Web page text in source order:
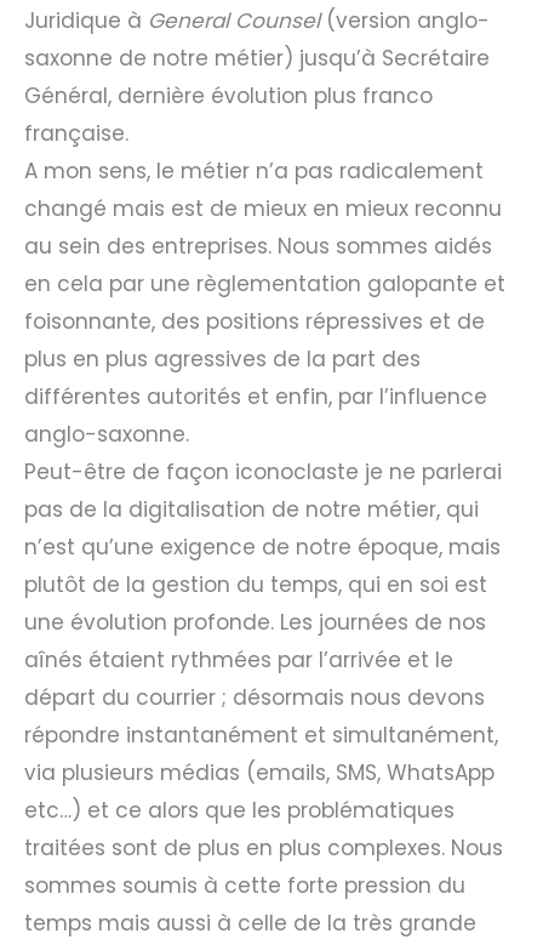
Juridique à General Counsel(version anglo-
saxonne de notre métier) jusqu’à Secrétaire
Général, dernière évolution plus franco
française.
A mon sens, le métier n’a pas radicalement
changé mais est de mieux en mieux reconnu
au sein des entreprises. Nous sommes aidés
en cela par une règlementation galopante et
foisonnante, des positions répressives et de
plus en plus agressives de la part des
différentes autorités et enfin, par l’influence
anglo-saxonne.
Peut-être de façon iconoclaste je ne parlerai
pas de la digitalisation de notre métier, qui
n’est qu’une exigence de notre époque, mais
plutôt de la gestion du temps, qui en soi est
une évolution profonde. Les journées de nos
aînés étaient rythmées par l’arrivée et le
départ du courrier ; désormais nous devons
répondre instantanément et simultanément,
via plusieurs médias (emails, SMS, WhatsApp
etc…) et ce alors que les problématiques
traitées sont de plus en plus complexes. Nous
sommes soumis à cette forte pression du
temps mais aussi à celle de la très grande